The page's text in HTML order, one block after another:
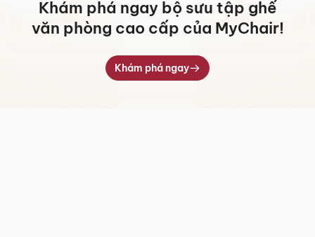
Khám phá ngay bộ sưu tập ghế
văn phòng cao cấp của MyChair!
Khám phá ngay